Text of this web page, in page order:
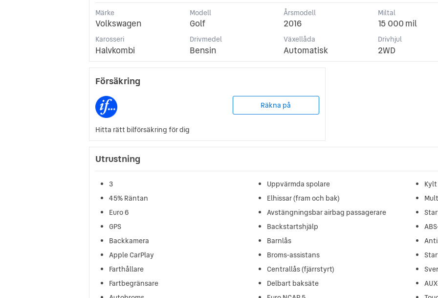
Märke
Volkswagen
Modell
Golf
Årsmodell
2016
Miltal
15 000 mil
Karosseri
Halvkombi
Drivmedel
Bensin
Växellåda
Automatisk
Drivhjul
2WD
Försäkring
Räkna på
Hitta rätt bilförsäkring för dig
Utrustning
3
45% Räntan
Euro 6
GPS
Backkamera
Apple CarPlay
Farthållare
Fartbegränsare
Uppvärmda spolare
Elhissar (fram och bak)
Avstängningsbar airbag passagerare
Backstartshjälp
Barnlås
Broms-assistans
Centrallås (fjärrstyrt)
Delbart baksäte